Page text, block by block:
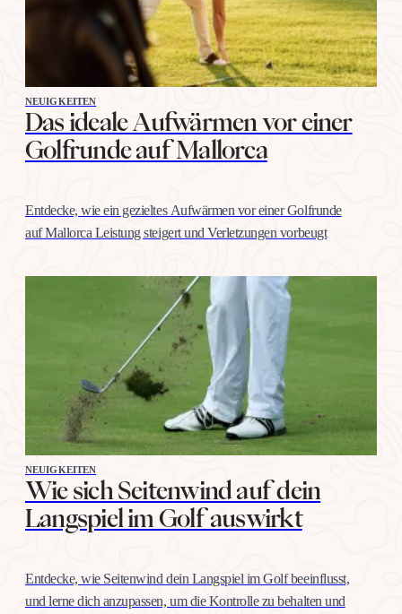
NEUIGKEITEN
Das ideale Aufwärmen vor einer
Golfrunde auf Mallorca
Entdecke, wie ein gezieltes Aufwärmen vor einer Golfrunde
auf Mallorca Leistung steigert und Verletzungen vorbeugt
NEUIGKEITEN
Wie sich Seitenwind auf dein
Langspiel im Golf auswirkt
Entdecke, wie Seitenwind dein Langspiel im Golf beeinflusst,
und lerne dich anzupassen, um die Kontrolle zu behalten und